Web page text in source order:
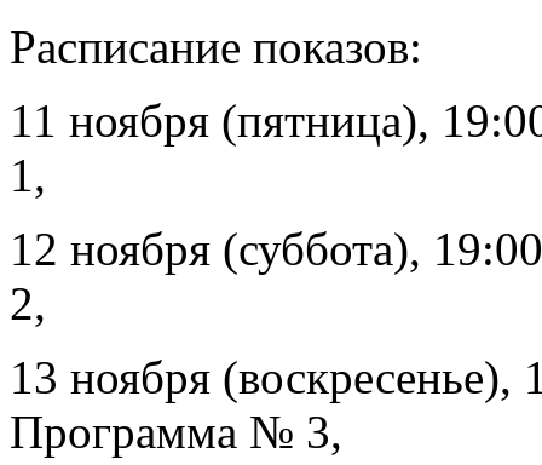
Расписание показов:
11 ноября (пятница),
1,
12 ноября (суббота),
2,
13 ноября
Программа № 3,